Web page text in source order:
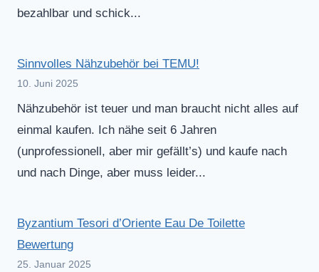
bezahlbar und schick...
Sinnvolles Nähzubehör bei TEMU!
10. Juni 2025
Nähzubehör ist teuer und man braucht nicht alles auf
einmal kaufen. Ich nähe seit 6 Jahren
(unprofessionell, aber mir gefällt’s) und kaufe nach
und nach Dinge, aber muss leider...
Byzantium Tesori d’Oriente Eau De Toilette
Bewertung
25. Januar 2025